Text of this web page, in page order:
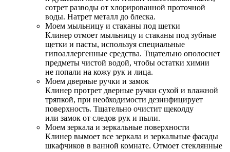
сотрет разводы от хлорированной проточной
воды. Натрет металл до блеска.
Моем мыльницу и стаканы под щетки
Клинер отмоет мыльницу и стаканы под зубные
щетки и пасты, используя специальные
гипоаллергенные средства. Тщательно ополоснет
предметы чистой водой, чтобы остатки химии
не попали на кожу рук и лица.
Моем дверные ручки и замок
Клинер протрет дверные ручки сухой и влажной
тряпкой, при необходимости дезинфицирует
поверхность. Тщательно очистит щеколду
или замок от следов рук и пыли.
Моем зеркала и зеркальные поверхности
Клинер вымоет все зеркала и зеркальные фасады
шкафчиков в ванной комнате. Отмоет стеклянные